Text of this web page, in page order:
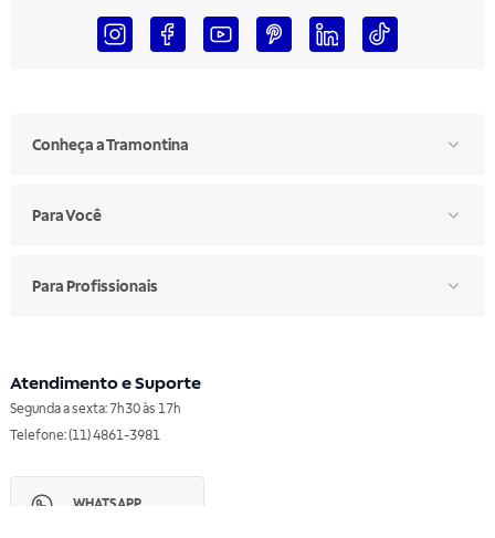
Conheça a Tramontina
Para Você
Para Profissionais
Atendimento e Suporte
Segunda a sexta: 7h30 às 17h
Telefone: (11) 4861-3981
WHATSAPP